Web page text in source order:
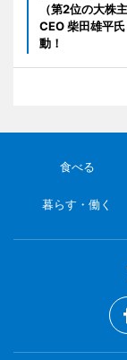
（第2位の大株
CEO 柴田雄平
動！
食べる
暮らす・働く